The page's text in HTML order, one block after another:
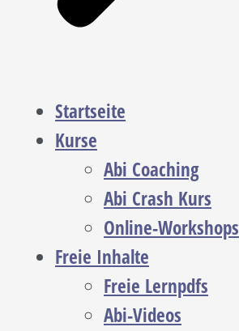
Startseite
Kurse
Abi Coaching
Abi Crash Kurs
Online-Workshops
Freie Inhalte
Freie Lernpdfs
Abi-Videos